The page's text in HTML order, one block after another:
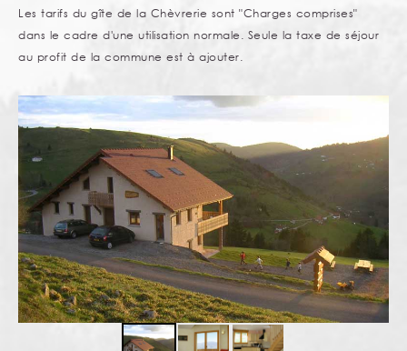
Les tarifs du gîte de la Chèvrerie sont "Charges comprises"
dans le cadre d'une utilisation normale. Seule la taxe de séjour
au profit de la commune est à ajouter.